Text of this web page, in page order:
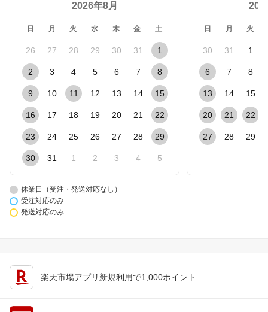
2026年8月
日 月 火 水 木 金 土
26 27 28 29 30 31 1
2 3 4 5 6 7 8
9 10 11 12 13 14 15
16 17 18 19 20 21 22
23 24 25 26 27 28 29
30 31 1 2 3 4 5
日 月 火
30 31 1
6 7 8
13 14 15
20 21 22
27 28 29
休業日（受注・発送対応なし）
受注対応のみ
発送対応のみ
楽天市場アプリ新規利用で1,000ポイント